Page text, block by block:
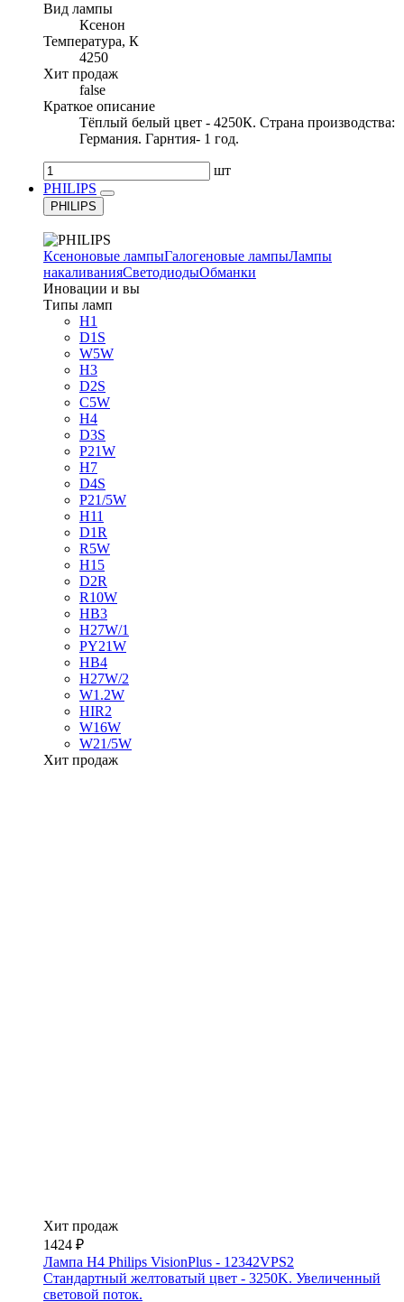
Вид лампы
Ксенон
Температура, К
4250
Хит продаж
false
Краткое описание
Тёплый белый цвет - 4250К. Страна производства:
Германия. Гарнтия- 1 год.
шт
PHILIPS
PHILIPS
Ксеноновые лампыГалогеновые лампыЛампы
накаливанияСветодиодыОбманки
Иновации и вы
Типы ламп
H1
D1S
W5W
H3
D2S
C5W
H4
D3S
P21W
H7
D4S
P21/5W
H11
D1R
R5W
H15
D2R
R10W
HB3
H27W/1
PY21W
HB4
H27W/2
W1.2W
HIR2
W16W
W21/5W
Хит продаж
Хит продаж
1424 ₽
Лампа H4 Philips VisionPlus - 12342VPS2
Стандартный желтоватый цвет - 3250K. Увеличенный
световой поток.